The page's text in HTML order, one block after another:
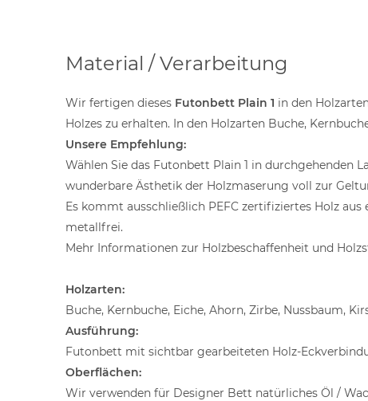
Material / Verarbeitung
Wir fertigen dieses Futonbett Plain 1 in den
Holzes zu erhalten. In den Holzarten Buche,
Unsere Empfehlung:
Wählen Sie das Futonbett Plain 1 in durchgehenden
wunderbare Ästhetik der Holzmaserung voll zur
Es kommt ausschließlich PEFC zertifiziertes Holz
metallfrei.
Mehr Informationen zur Holzbeschaffenheit und
Holzarten:
Buche, Kernbuche, Eiche, Ahorn, Zirbe, Nussbaum,
Ausführung:
Futonbett mit sichtbar gearbeiteten Holz-
Oberflächen:
Wir verwenden für Designer Bett natürliches Öl /